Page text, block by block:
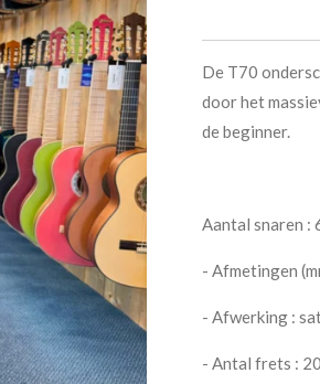
De T70
door het
de beginner.
Aantal snaren :
- Afmetingen
- Afwerking :
- Antal frets : 20